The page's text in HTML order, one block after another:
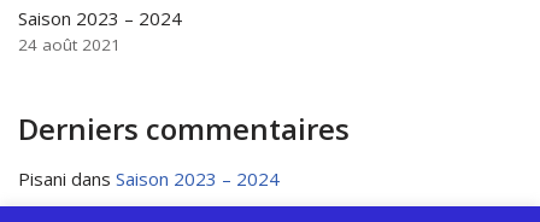
Saison 2023 – 2024
24 août 2021
Derniers commentaires
Pisani dans Saison 2023 – 2024